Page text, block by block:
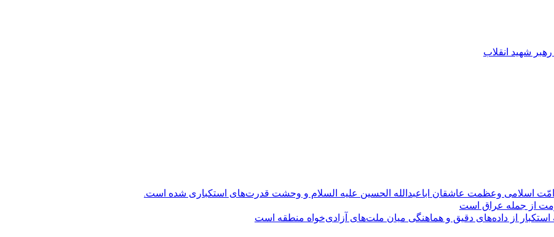
شهید انقلاب
اسلامی وعظمت عاشقان اباعبدالله الحسین علیه السلام و وحشت قدرت‌های استکباری شده است.
از جمله عراق است
از داده‌های دقیق و هماهنگی میان ملت‌های آزادی‌خواه منطقه است